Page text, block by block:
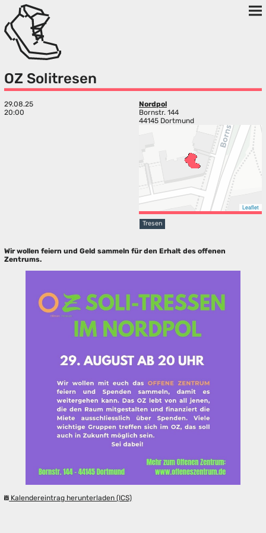
OZ Solitresen
29.08.25
20:00
Nordpol
Bornstr. 144
44145 Dortmund
Leaflet
Tresen
Wir wollen feiern und Geld sammeln für den Erhalt des offenen
Zentrums.
Kalendereintrag herunterladen (ICS)